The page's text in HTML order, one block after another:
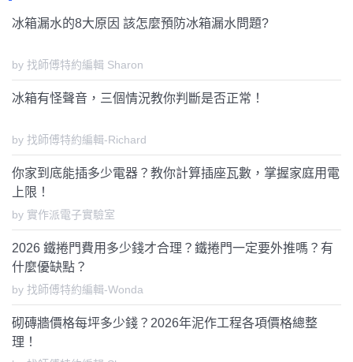
冰箱漏水的8大原因 該怎麼預防冰箱漏水問題?
by 找師傅特約編輯 Sharon
冰箱有怪聲音，三個情況教你判斷是否正常！
by 找師傅特約編輯-Richard
你家到底能插多少電器？教你計算插座瓦數，掌握家庭用電
上限！
by 實作派電子實驗室
2026 鐵捲門費用多少錢才合理？鐵捲門一定要外推嗎？有
什麼優缺點？
by 找師傅特約編輯-Wonda
砌磚牆價格每坪多少錢？2026年泥作工程各項價格總整
理！